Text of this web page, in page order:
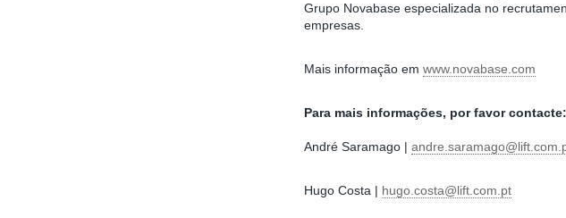
Grupo Novabase especializada no
empresas.
Mais informação em www.novabase.com
Para mais informações, por favor contacte:
André Saramago |
Hugo Costa | hugo.costa@lift.com.pt